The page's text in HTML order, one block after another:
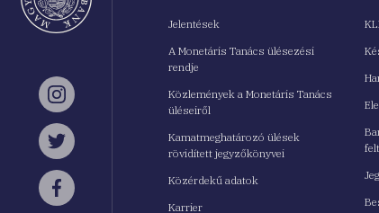
Instagram
Twitter
Facebook
Jelentések
A Monetáris Tanács ülésezési
rendje
Közlemények a Monetáris Tanács
üléseiről
Kamatmeghatározó ülések
rövidített jegyzőkönyvei
Közérdekű adatok
Karrier